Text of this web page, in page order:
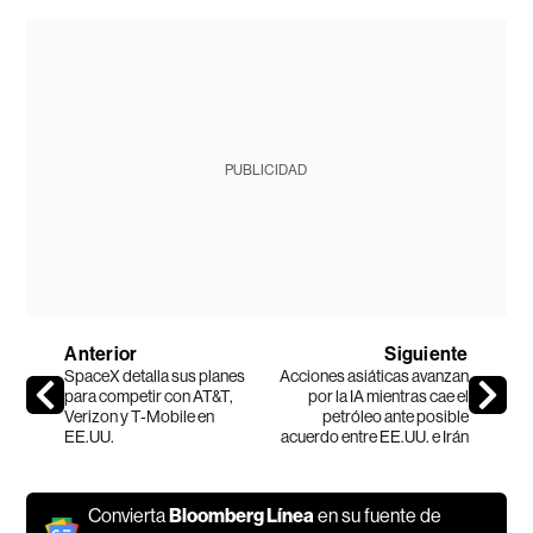
PUBLICIDAD
Anterior
SpaceX detalla sus planes
para competir con AT&T,
Verizon y T-Mobile en
EE.UU.
Siguiente
Acciones asiáticas avanzan
por la IA mientras cae el
petróleo ante posible
acuerdo entre EE.UU. e Irán
ConviertaBloomberg Líneaen su fuente de